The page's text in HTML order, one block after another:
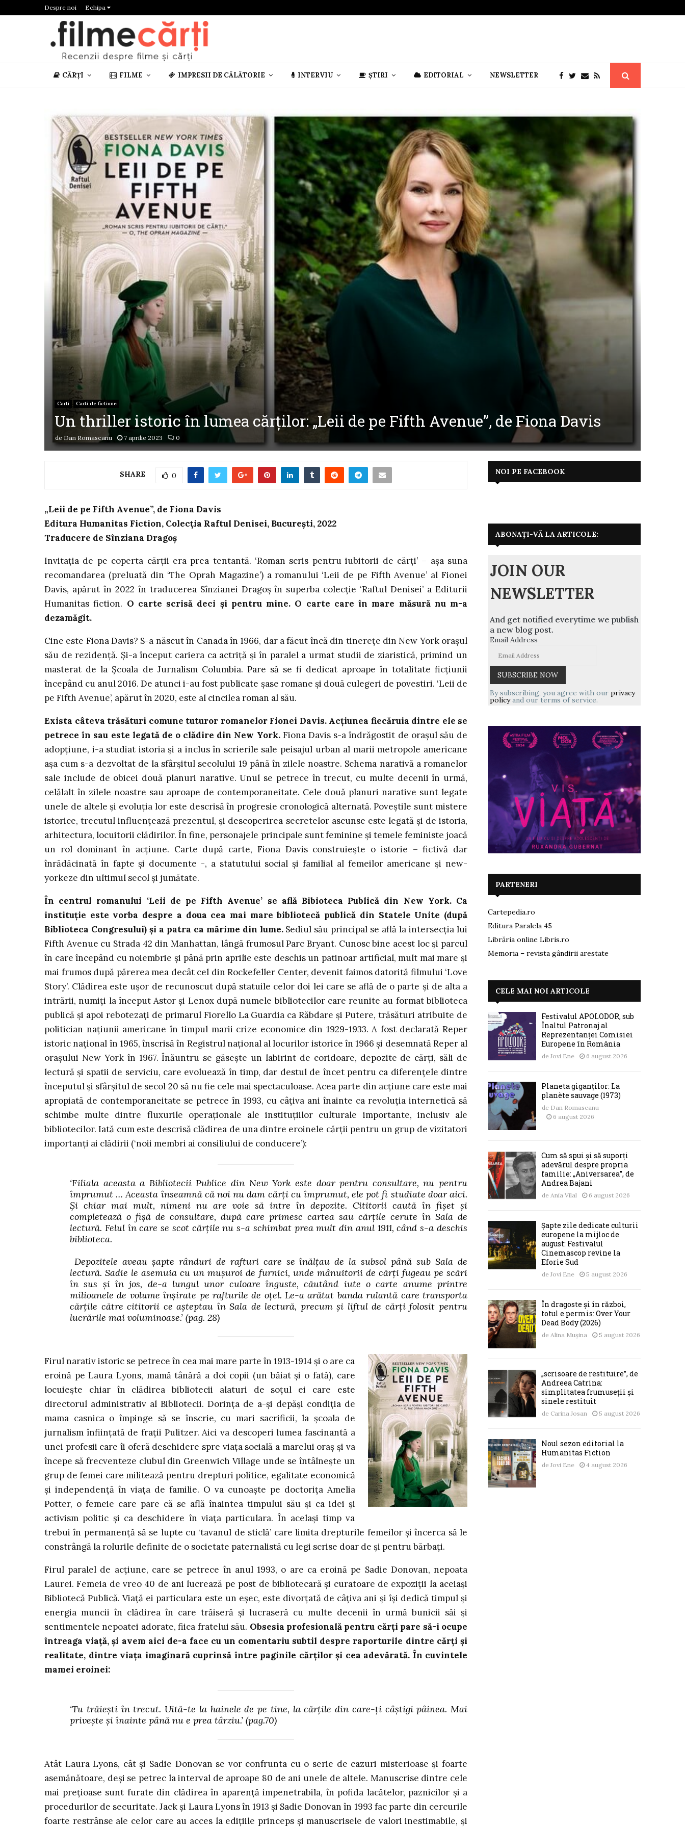
Despre noi Echipa
CĂRȚI FILME IMPRESII DE CĂLĂTORIE INTERVIU ȘTIRI EDITORIAL NEWSLETTER
Carti Carti de fictiune
Un thriller istoric în lumea cărților: „Leii de pe Fifth Avenue”, de Fiona Davis
de Dan Romascanu 7 aprilie 2023 0
SHARE 0
„Leii de pe Fifth Avenue”, de Fiona Davis
Editura Humanitas Fiction, Colecția Raftul Denisei, București, 2022
Traducere de Sînziana Dragoș
Invitația de pe coperta cărții era prea tentantă. ‘Roman scris pentru iubitorii de cărți’ – așa suna
recomandarea (preluată din ‘The Oprah Magazine’) a romanului ‘Leii de pe Fifth Avenue’ al Fionei
Davis, apărut în 2022 în traducerea Sînzianei Dragoș în superba colecție ‘Raftul Denisei’ a Editurii
Humanitas fiction. O carte scrisă deci și pentru mine. O carte care în mare măsură nu m-a
dezamăgit.
Cine este Fiona Davis? S-a născut în Canada în 1966, dar a făcut încă din tinerețe din New York orașul
său de rezidență. Și-a început cariera ca actriță și în paralel a urmat studii de ziaristică, primind un
masterat de la Școala de Jurnalism Columbia. Pare să se fi dedicat aproape în totalitate ficțiunii
începând cu anul 2016. De atunci i-au fost publicate șase romane și două culegeri de povestiri. ‘Leii de
pe Fifth Avenue’, apărut în 2020, este al cincilea roman al său.
Exista câteva trăsături comune tuturor romanelor Fionei Davis. Acțiunea fiecăruia dintre ele se
petrece în sau este legată de o clădire din New York.Fiona Davis s-a îndrăgostit de orașul său de
adopțiune, i-a studiat istoria și a inclus în scrierile sale peisajul urban al marii metropole americane
așa cum s-a dezvoltat de la sfârșitul secolului 19 până în zilele noastre. Schema narativă a romanelor
sale include de obicei două planuri narative. Unul se petrece în trecut, cu multe decenii în urmă,
celălalt în zilele noastre sau aproape de contemporaneitate. Cele două planuri narative sunt legate
unele de altele și evoluția lor este descrisă în progresie cronologică alternată. Poveștile sunt mistere
istorice, trecutul influențează prezentul, și descoperirea secretelor ascunse este legată și de istoria,
arhitectura, locuitorii clădirilor. În fine, personajele principale sunt feminine și temele feministe joacă
un rol dominant în acțiune. Carte după carte, Fiona Davis construiește o istorie – fictivă dar
înrădăcinată în fapte și documente -, a statutului social și familial al femeilor americane și new-
yorkeze din ultimul secol și jumătate.
În centrul romanului ‘Leii de pe Fifth Avenue’ se află Bibioteca Publică din New York. Ca
instituție este vorba despre a doua cea mai mare bibliotecă publică din Statele Unite (după
Biblioteca Congresului) și a patra ca mărime din lume.Sediul său principal se află la intersecția lui
Fifth Avenue cu Strada 42 din Manhattan, lângă frumosul Parc Bryant. Cunosc bine acest loc și parcul
în care începând cu noiembrie și până prin aprilie este deschis un patinoar artificial, mult mai mare și
mai frumos după părerea mea decât cel din Rockefeller Center, devenit faimos datorită filmului ‘Love
Story’. Clădirea este ușor de recunoscut după statuile celor doi lei care se află de o parte și de alta a
intrării, numiți la început Astor și Lenox după numele bibliotecilor care reunite au format biblioteca
publică și apoi rebotezați de primarul Fiorello La Guardia ca Răbdare și Putere, trăsături atribuite de
politician națiunii americane în timpul marii crize economice din 1929-1933. A fost declarată Reper
istoric național în 1965, înscrisă în Registrul național al locurilor istorice în 1966 și desemnată Reper al
orașului New York în 1967. Înăuntru se găsește un labirint de coridoare, depozite de cărți, săli de
lectură și spatii de serviciu, care evoluează în timp, dar destul de încet pentru ca diferențele dintre
începutul și sfârșitul de secol 20 să nu fie cele mai spectaculoase. Acea parte din acțiune care este mai
apropiată de contemporaneitate se petrece în 1993, cu câțiva ani înainte ca revoluția internetică să
schimbe multe dintre fluxurile operaționale ale instituțiilor culturale importante, inclusiv ale
bibliotecilor. Iată cum este descrisă clădirea de una dintre eroinele cărții pentru un grup de vizitatori
importanți ai clădirii (‘noii membri ai consiliului de conducere’):
‘Filiala aceasta a Bibliotecii Publice din New York este doar pentru consultare, nu pentru
împrumut … Aceasta înseamnă că noi nu dam cărți cu împrumut, ele pot fi studiate doar aici.
Și chiar mai mult, nimeni nu are voie să intre în depozite. Cititorii caută în fișet și
completează o fișă de consultare, după care primesc cartea sau cărțile cerute în Sala de
lectură. Felul în care se scot cărțile nu s-a schimbat prea mult din anul 1911, când s-a deschis
biblioteca.
Depozitele aveau șapte rânduri de rafturi care se înălțau de la subsol până sub Sala de
lectură. Sadie le asemuia cu un mușuroi de furnici, unde mânuitorii de cărți fugeau pe scări
în sus și în jos, de-a lungul unor culoare înguste, căutând iute o carte anume printre
milioanele de volume înșirate pe rafturile de oțel. Le-a arătat banda rulantă care transporta
cărțile către cititorii ce așteptau în Sala de lectură, precum și liftul de cărți folosit pentru
lucrările mai voluminoase.’ (pag. 28)
Firul narativ istoric se petrece în cea mai mare parte în 1913-1914 și o are ca
eroină pe Laura Lyons, mamă tânără a doi copii (un băiat și o fată), care
locuiește chiar în clădirea bibliotecii alaturi de soțul ei care este
directorul administrativ al Bibliotecii. Dorința de a-și depăși condiția de
mama casnica o împinge să se înscrie, cu mari sacrificii, la școala de
jurnalism înființată de frații Pulitzer. Aici va descoperi lumea fascinantă a
unei profesii care îi oferă deschidere spre viața socială a marelui oraș și va
începe să frecventeze clubul din Greenwich Village unde se întâlnește un
grup de femei care militează pentru drepturi politice, egalitate economică
și independență în viața de familie. O va cunoaște pe doctorița Amelia
Potter, o femeie care pare că se află înaintea timpului său și ca idei și
activism politic și ca deschidere în viața particulara. În același timp va
trebui în permanență să se lupte cu ‘tavanul de sticlă’ care limita drepturile femeilor și încerca să le
constrângă la rolurile definite de o societate paternalistă cu legi scrise doar de și pentru bărbați.
Firul paralel de acțiune, care se petrece în anul 1993, o are ca eroină pe Sadie Donovan, nepoata
Laurei. Femeia de vreo 40 de ani lucrează pe post de bibliotecară și curatoare de expoziții la aceiași
Bibliotecă Publică. Viață ei particulara este un eșec, este divorțată de câțiva ani și își dedică timpul și
energia muncii în clădirea în care trăiseră și lucraseră cu multe decenii în urmă bunicii săi și
sentimentele nepoatei adorate, fiica fratelui său. Obsesia profesională pentru cărți pare să-i ocupe
întreaga viață, și avem aici de-a face cu un comentariu subtil despre raporturile dintre cărți și
realitate, dintre viața imaginară cuprinsă între paginile cărților și cea adevărată. În cuvintele
mamei eroinei:
‘Tu trăiești în trecut. Uită-te la hainele de pe tine, la cărțile din care-ți câștigi pâinea. Mai
privește și înainte până nu e prea târziu.’ (pag.70)
Atât Laura Lyons, cât și Sadie Donovan se vor confrunta cu o serie de cazuri misterioase și foarte
asemănătoare, deși se petrec la interval de aproape 80 de ani unele de altele. Manuscrise dintre cele
mai prețioase sunt furate din clădirea în aparență impenetrabila, în pofida lacătelor, paznicilor și a
procedurilor de securitate. Jack și Laura Lyons în 1913 și Sadie Donovan în 1993 fac parte din cercurile
foarte restrânse ale celor care au acces la edițiile princeps și manuscrisele de valori inestimabile, și
NOI PE FACEBOOK
ABONAȚI-VĂ LA ARTICOLE:
JOIN OUR
NEWSLETTER
And get notified everytime we publish
a new blog post.
Email Address
By subscribing, you agree with our privacy
policyand our terms of service.
PARTENERI
Cartepedia.ro
Editura Paralela 45
Librăria online Libris.ro
Memoria – revista gândirii arestate
CELE MAI NOI ARTICOLE
Festivalul APOLODOR, sub
Înaltul Patronaj al
Reprezentanței Comisiei
Europene în România
de Jovi Ene 6 august 2026
Planeta giganților: La
planète sauvage (1973)
de Dan Romascanu
6 august 2026
Cum să spui și să suporți
adevărul despre propria
familie: „Aniversarea”, de
Andrea Bajani
de Ania Vilal 6 august 2026
Șapte zile dedicate culturii
europene la mijloc de
august: Festivalul
Cinemascop revine la
Eforie Sud
de Jovi Ene 5 august 2026
În dragoste și în război,
totul e permis: Over Your
Dead Body (2026)
de Alina Mușina 5 august 2026
„scrisoare de restituire”, de
Andreea Catrina:
simplitatea frumuseții și
sinele restituit
de Carina Josan 5 august 2026
Noul sezon editorial la
Humanitas Fiction
de Jovi Ene 4 august 2026